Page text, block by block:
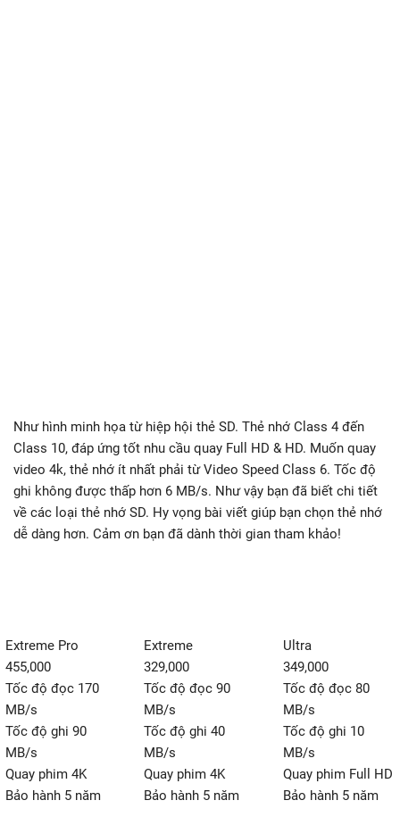
Như hình minh họa từ hiệp hội thẻ SD. Thẻ nhớ Class 4 đến
Class 10, đáp ứng tốt nhu cầu quay Full HD & HD. Muốn quay
video 4k, thẻ nhớ ít nhất phải từ Video Speed Class 6. Tốc độ
ghi không được thấp hơn 6 MB/s. Như vậy bạn đã biết chi tiết
về các loại thẻ nhớ SD. Hy vọng bài viết giúp bạn chọn thẻ nhớ
dễ dàng hơn. Cảm ơn bạn đã dành thời gian tham khảo!
Extreme Pro
455,000
Tốc độ đọc 170
MB/s
Tốc độ ghi 90
MB/s
Quay phim 4K
Bảo hành 5 năm
Extreme
329,000
Tốc độ đọc 90
MB/s
Tốc độ ghi 40
MB/s
Quay phim 4K
Bảo hành 5 năm
Ultra
349,000
Tốc độ đọc 80
MB/s
Tốc độ ghi 10
MB/s
Quay phim Full HD
Bảo hành 5 năm